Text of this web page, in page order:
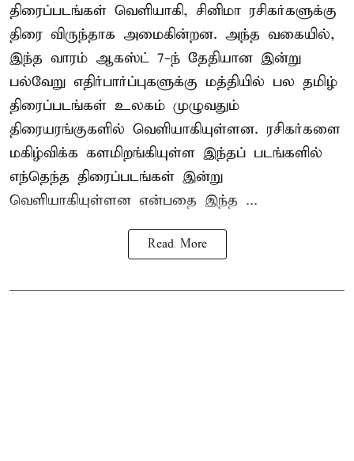
திரைப்படங்கள் வெளியாகி, சினிமா ரசிகர்களுக்கு
திரை விருந்தாக அமைகின்றன. அந்த வகையில்,
இந்த வாரம் ஆகஸ்ட் 7-ந் தேதியான இன்று
பல்வேறு எதிர்பார்ப்புகளுக்கு மத்தியில் பல தமிழ்
திரைப்படங்கள் உலகம் முழுவதும்
திரையரங்குகளில் வெளியாகியுள்ளன. ரசிகர்களை
மகிழ்விக்க களமிறங்கியுள்ள இந்தப் படங்களில்
எந்தெந்த திரைப்படங்கள் இன்று
வெளியாகியுள்ளன என்பதை இந்த ...
Read More